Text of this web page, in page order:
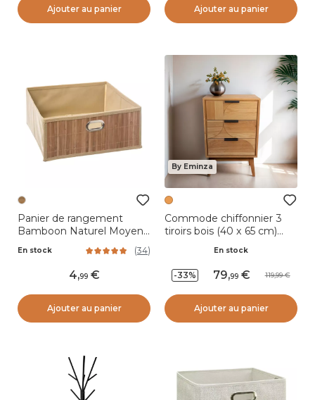
Ajouter au panier Ajouter au panier
Panier de rangement
Bamboon Naturel Moyen
En stock (34)
4,99
Ajouter au panier
By Eminza
Commode chiffonnier 3
tiroirs bois (40 x 65 cm)
En stock
-33% 79,99 119,99
Ajouter au panier